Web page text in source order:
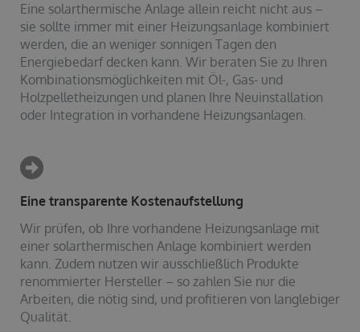
Eine solarthermische Anlage allein reicht nicht aus –
sie sollte immer mit einer Heizungsanlage kombiniert
werden, die an weniger sonnigen Tagen den
Energiebedarf decken kann. Wir beraten Sie zu Ihren
Kombinationsmöglichkeiten mit Öl-, Gas- und
Holzpelletheizungen und planen Ihre Neuinstallation
oder Integration in vorhandene Heizungsanlagen.
Eine transparente Kostenaufstellung
Wir prüfen, ob Ihre vorhandene Heizungsanlage mit
einer solarthermischen Anlage kombiniert werden
kann. Zudem nutzen wir ausschließlich Produkte
renommierter Hersteller – so zahlen Sie nur die
Arbeiten, die nötig sind, und profitieren von langlebiger
Qualität.